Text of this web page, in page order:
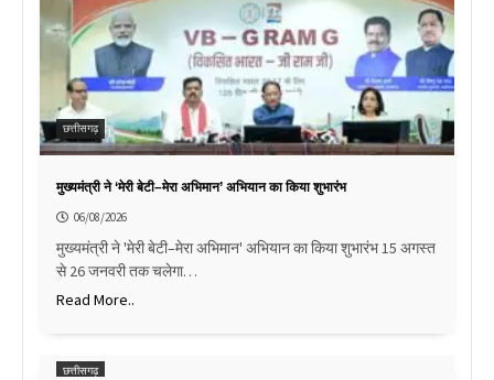
छत्तीसगढ़
मुख्यमंत्री ने ‘मेरी बेटी–मेरा अभिमान’ अभियान का किया शुभारंभ
06/08/2026
मुख्यमंत्री ने 'मेरी बेटी–मेरा अभिमान' अभियान का किया शुभारंभ 15 अगस्त
से 26 जनवरी तक चलेगा…
Read More..
छत्तीसगढ़